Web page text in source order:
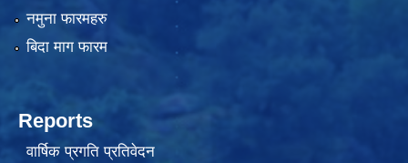
नमुना फारमहरु
बिदा माग फारम
Reports
वार्षिक प्रगति प्रतिवेदन